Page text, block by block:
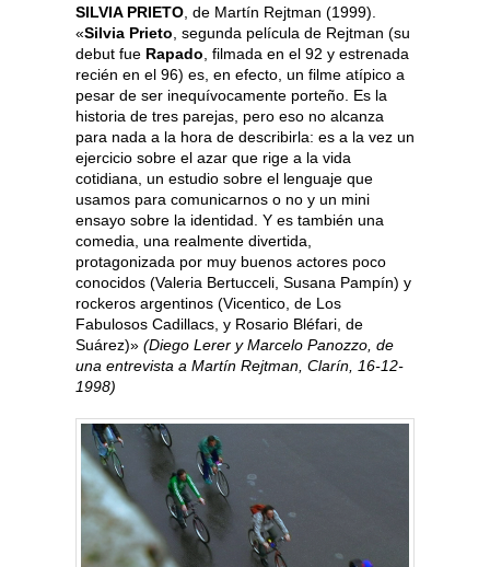
SILVIA PRIETO, de Martín Rejtman (1999).
«Silvia Prieto, segunda película de Rejtman (su
debut fue Rapado, filmada en el 92 y estrenada
recién en el 96) es, en efecto, un filme atípico a
pesar de ser inequívocamente porteño. Es la
historia de tres parejas, pero eso no alcanza
para nada a la hora de describirla: es a la vez un
ejercicio sobre el azar que rige a la vida
cotidiana, un estudio sobre el lenguaje que
usamos para comunicarnos o no y un mini
ensayo sobre la identidad. Y es también una
comedia, una realmente divertida,
protagonizada por muy buenos actores poco
conocidos (Valeria Bertucceli, Susana Pampín) y
rockeros argentinos (Vicentico, de Los
Fabulosos Cadillacs, y Rosario Bléfari, de
Suárez)» (Diego Lerer y Marcelo Panozzo, de
una entrevista a Martín Rejtman, Clarín, 16-12-
1998)